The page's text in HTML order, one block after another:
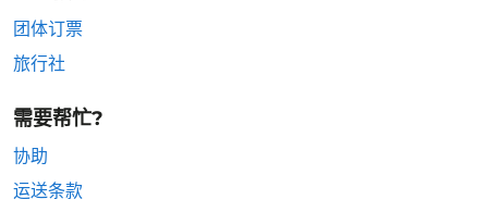
团体订票
旅行社
需要帮忙?
协助
运送条款